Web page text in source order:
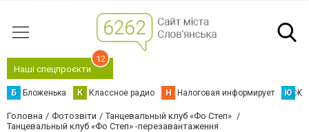
Наші спецпроєкти
12
Б Бложенька К Классное радио Н Налоговая информирует Ю
Головна Фотозвіти
Танцевальный клуб «Фо Степ»
Танцевальный клуб «Фо Степ» -перезавантаження